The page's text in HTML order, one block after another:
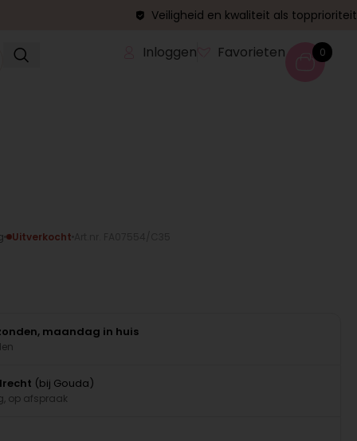
Veiligheid en kwaliteit als topprioriteit
Inloggen Favorieten 0
Uitverkocht
maandag in huis
(bij Gouda)
op afspraak